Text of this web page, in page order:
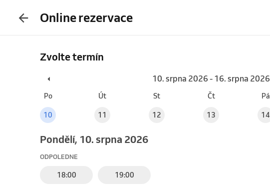
Online rezervace
Zvolte termín
10. srpna 2026 - 16. srpna 2026
Po Út St Čt Pá
10 11 12 13 14
pondělí, 10. srpna 2026
ODPOLEDNE
18:00 19:00